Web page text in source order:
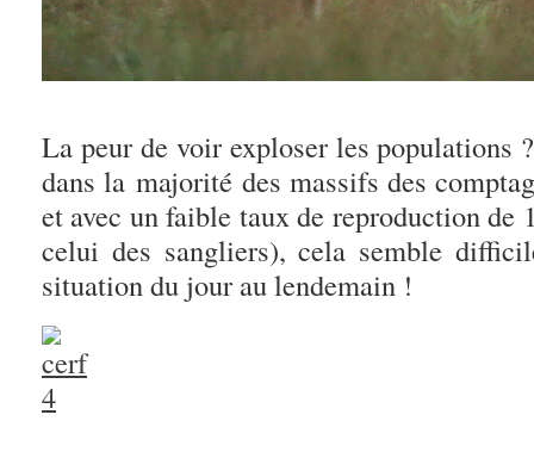
La peur de voir exploser les populations
dans la majorité des massifs des
et avec un faible taux de reproduction
celui des sangliers), cela semble
situation du jour au lendemain !